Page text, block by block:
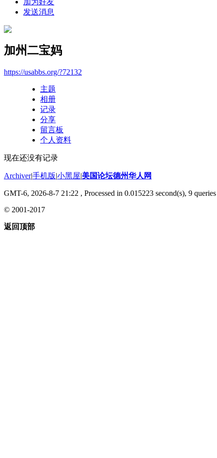
发送消息
加州二宝妈
https://usabbs.org/?72132
主题
相册
记录
分享
留言板
个人资料
现在还没有记录
Archiver|手机版|小黑屋|美国论坛德州华人网
GMT-6, 2026-8-7 21:22 , Processed in 0.015223 second(s), 9
© 2001-2017
返回顶部